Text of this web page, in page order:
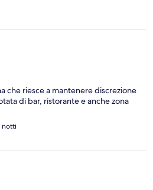
che riesce a mantenere discrezione
di bar, ristorante e anche zona
notti